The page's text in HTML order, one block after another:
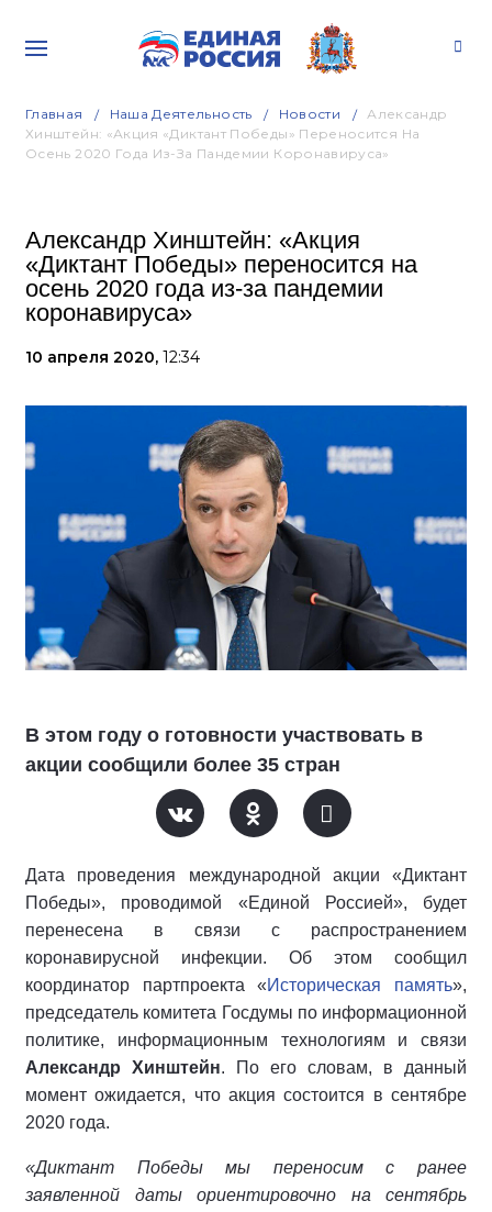
Главная Наша Деятельность Новости
Александр
Хинштейн: «Акция «Диктант Победы» Переносится На
Осень 2020 Года Из-За Пандемии Коронавируса»
Александр Хинштейн: «Акция
«Диктант Победы» переносится на
осень 2020 года из-за пандемии
коронавируса»
10 апреля 2020, 12:34
В этом году о готовности участвовать в
акции сообщили более 35 стран
Дата проведения международной акции «Диктант
Победы», проводимой «Единой Россией», будет
перенесена в связи с распространением
коронавирусной инфекции. Об этом сообщил
координатор партпроекта «Историческая память»,
председатель комитета Госдумы по информационной
политике, информационным технологиям и связи
Александр Хинштейн. По его словам, в данный
момент ожидается, что акция состоится в сентябре
2020 года.
«Диктант Победы мы переносим с ранее
заявленной даты ориентировочно на сентябрь